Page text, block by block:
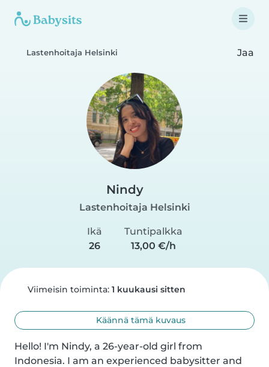
Lastenhoitaja Helsinki Jaa
Nindy
Lastenhoitaja Helsinki
Ikä
26
Tuntipalkka
13,00 €/h
Viimeisin toiminta: 1 kuukausi sitten
Käännä tämä kuvaus
Hello! I'm Nindy, a 26-year-old girl from
Indonesia. I am an experienced babysitter and